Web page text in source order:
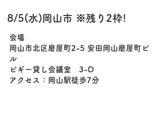
8/5(水)岡山市 ※残り2枠!
会場
岡山市北区磨屋町2-5 安田岡山磨屋町ビ
ル
ピギー貸し会議室 3-D
アクセス：岡山駅徒歩7分